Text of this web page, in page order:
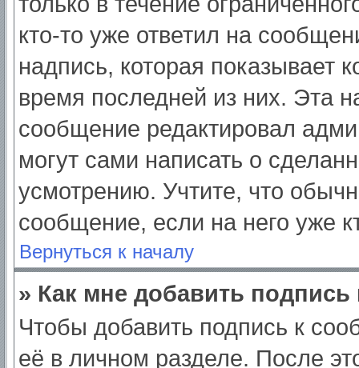
кто-то уже ответил на
надпись, которая показывает
время последней из них. Эта
сообщение редактировал
могут сами написать о
усмотрению. Учтите, что
сообщение, если на него уже
Вернуться к началу
» Как мне добавить
Чтобы добавить подпись к
её в личном разделе. После